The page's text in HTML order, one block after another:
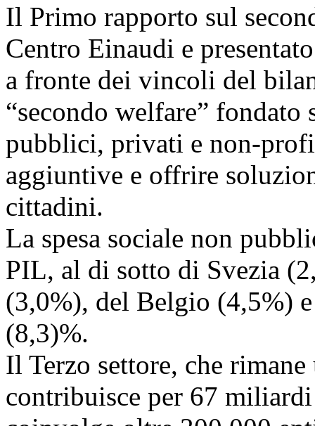
Il Primo rapporto sul
Centro Einaudi e
a fronte dei vincoli del
“secondo welfare”
pubblici, privati e non-
aggiuntive e offrire
cittadini.
La spesa sociale non
PIL, al di sotto di Svezia
(3,0%), del Belgio (4,5%)
(8,3)%.
Il Terzo settore, che
contribuisce per 67